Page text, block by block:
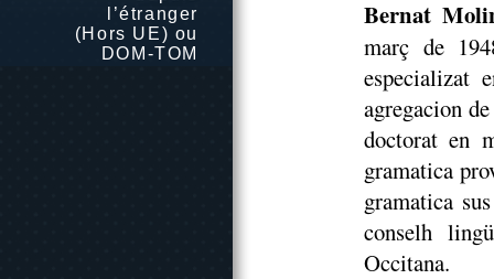
l’étranger
(Hors UE) ou
DOM-TOM
Bernat
març de
especializat
agregacion
doctorat en
gramatica
gramatica
conselh
Occitana.